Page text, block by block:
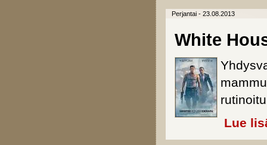
Perjantai - 23.08.2013
White
Lue